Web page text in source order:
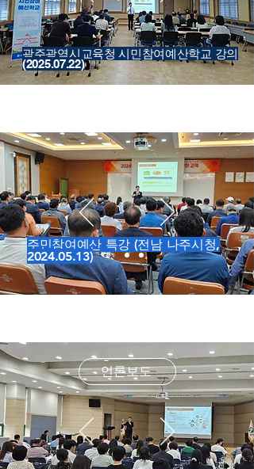
광주광역시교육청 시민참여예산학교 강의
(2025.07.22)
주민참여예산 특강 (전남 나주시청,
2024.05.13)
언론보도